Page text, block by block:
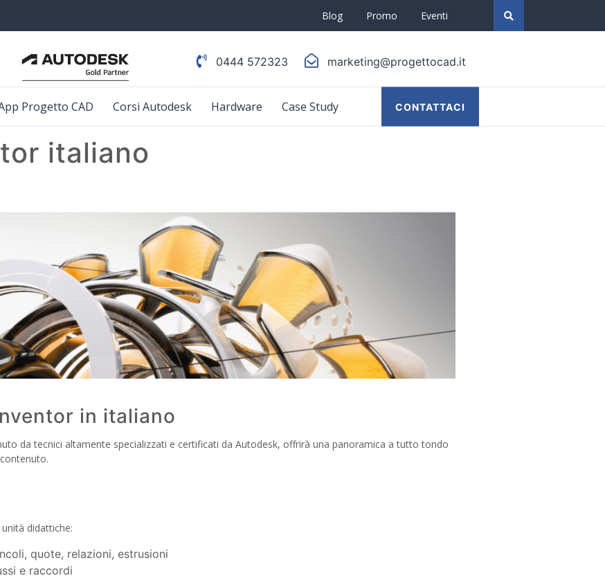
Blog Promo Eventi
0444 572323 marketing@progettocad.it
Progetto CAD Corsi Autodesk Hardware Case Study CONTATTACI
italiano
in italiano
da tecnici altamente specializzati e certificati da Autodesk, offrirà una panoramica a tutto tondo
didattiche:
quote, relazioni, estrusioni
e raccordi